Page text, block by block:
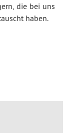
die bei uns
haben.